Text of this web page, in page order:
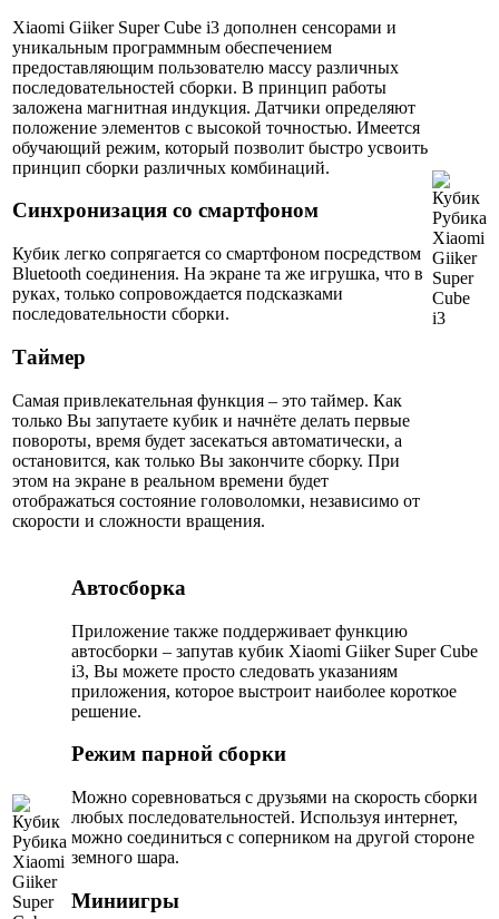
Xiaomi Giiker Super Cube i3 дополнен сенсорами и
уникальным программным обеспечением
предоставляющим пользователю массу различных
последовательностей сборки. В принцип работы
заложена магнитная индукция. Датчики определяют
положение элементов с высокой точностью. Имеется
обучающий режим, который позволит быстро усвоить
принцип сборки различных комбинаций.
Синхронизация со смартфоном
Кубик легко сопрягается со смартфоном посредством
Bluetooth соединения. На экране та же игрушка, что в
руках, только сопровождается подсказками
последовательности сборки.
Таймер
Самая привлекательная функция – это таймер. Как
только Вы запутаете кубик и начнёте делать первые
повороты, время будет засекаться автоматически, а
остановится, как только Вы закончите сборку. При
этом на экране в реальном времени будет
отображаться состояние головоломки, независимо от
скорости и сложности вращения.
Автосборка
Приложение также поддерживает функцию
автосборки – запутав кубик Xiaomi Giiker Super Cube
i3, Вы можете просто следовать указаниям
приложения, которое выстроит наиболее короткое
решение.
Режим парной сборки
Можно соревноваться с друзьями на скорость сборки
любых последовательностей. Используя интернет,
можно соединиться с соперником на другой стороне
земного шара.
Миниигры